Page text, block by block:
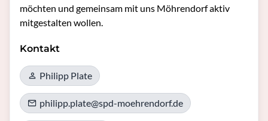
möchten und gemeinsam mit uns Möhrendorf aktiv
mitgestalten wollen.
Kontakt
Philipp Plate
philipp.plate@spd-moehrendorf.de